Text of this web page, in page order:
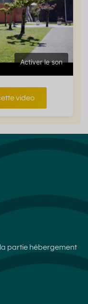
Activer le son
video
partie hébergement